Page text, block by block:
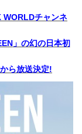
WORLDチャンネ
」の幻の日本初
ら放送決定!